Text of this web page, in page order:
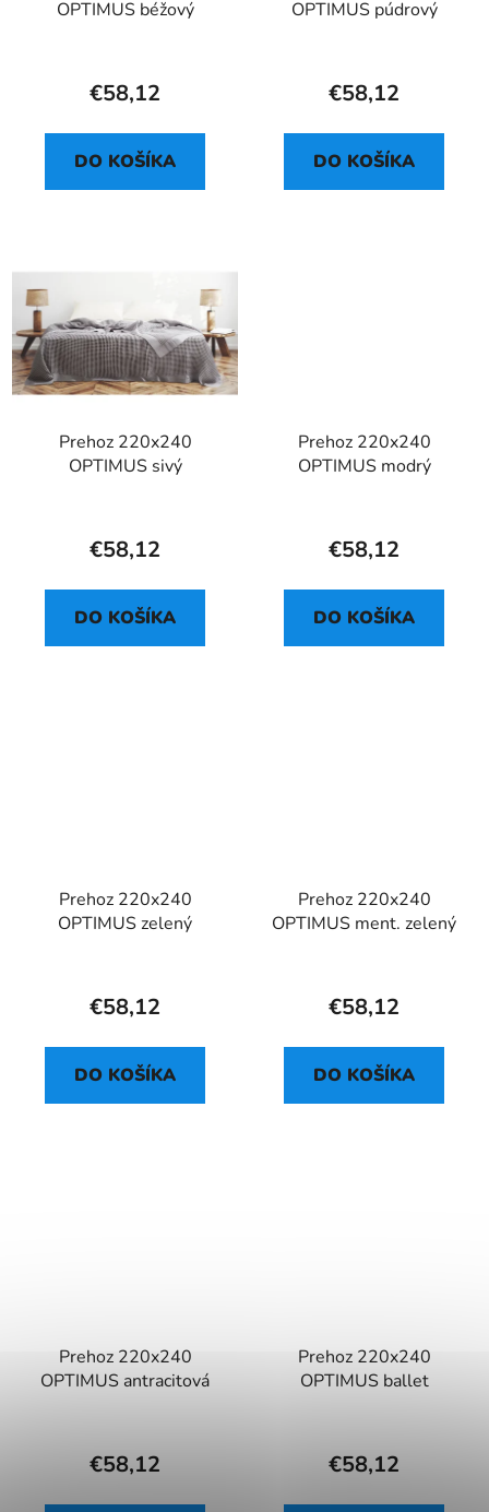
OPTIMUS béžový
€58,12
DO KOŠÍKA
OPTIMUS púdrový
€58,12
DO KOŠÍKA
Prehoz 220x240
OPTIMUS sivý
€58,12
DO KOŠÍKA
Prehoz 220x240
OPTIMUS modrý
€58,12
DO KOŠÍKA
Prehoz 220x240
OPTIMUS zelený
€58,12
DO KOŠÍKA
Prehoz 220x240
OPTIMUS ment. zelený
€58,12
DO KOŠÍKA
Prehoz 220x240
OPTIMUS antracitová
€58,12
Prehoz 220x240
OPTIMUS ballet
€58,12